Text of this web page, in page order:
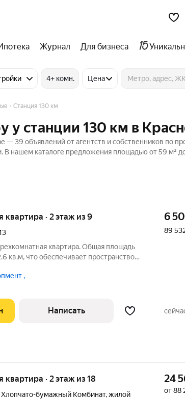
Журнал Для бизнеса
4+ комн. Цена
Станция 130 км
у станции 130 км в
— 39 объявлений от агентств и собственников по
каталоге предложения площадью от 59 м² до
квартира · 2 этаж из 9
квартира. Общая площадь
кв.м, что обеспечивает пространство
В квартире уже выполнен
,
6
89
Написать
квартира · 2 этаж из 18
Хлопчато-бумажный Комбинат,жилой
24
от 88